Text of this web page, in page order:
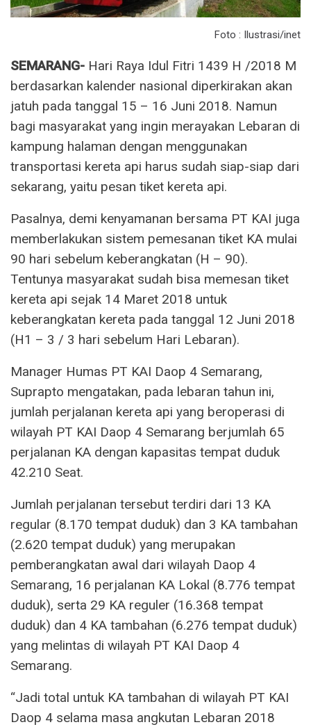
Foto : Ilustrasi/inet
SEMARANG- Hari Raya Idul Fitri 1439 H /2018 M
berdasarkan kalender nasional diperkirakan akan
jatuh pada tanggal 15 – 16 Juni 2018. Namun
bagi masyarakat yang ingin merayakan Lebaran di
kampung halaman dengan menggunakan
transportasi kereta api harus sudah siap-siap dari
sekarang, yaitu pesan tiket kereta api.
Pasalnya, demi kenyamanan bersama PT KAI juga
memberlakukan sistem pemesanan tiket KA mulai
90 hari sebelum keberangkatan (H – 90).
Tentunya masyarakat sudah bisa memesan tiket
kereta api sejak 14 Maret 2018 untuk
keberangkatan kereta pada tanggal 12 Juni 2018
(H1 – 3 / 3 hari sebelum Hari Lebaran).
Manager Humas PT KAI Daop 4 Semarang,
Suprapto mengatakan, pada lebaran tahun ini,
jumlah perjalanan kereta api yang beroperasi di
wilayah PT KAI Daop 4 Semarang berjumlah 65
perjalanan KA dengan kapasitas tempat duduk
42.210 Seat.
Jumlah perjalanan tersebut terdiri dari 13 KA
regular (8.170 tempat duduk) dan 3 KA tambahan
(2.620 tempat duduk) yang merupakan
pemberangkatan awal dari wilayah Daop 4
Semarang, 16 perjalanan KA Lokal (8.776 tempat
duduk), serta 29 KA reguler (16.368 tempat
duduk) dan 4 KA tambahan (6.276 tempat duduk)
yang melintas di wilayah PT KAI Daop 4
Semarang.
“Jadi total untuk KA tambahan di wilayah PT KAI
Daop 4 selama masa angkutan Lebaran 2018